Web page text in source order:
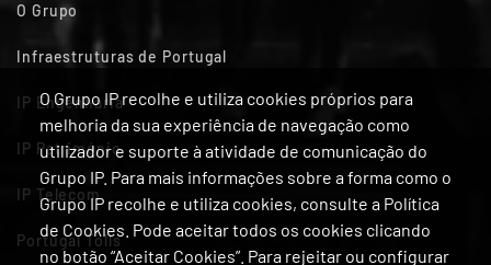
O Grupo IP recolhe e utiliza cookies próprios para
melhoria da sua experiência de navegação como
utilizador e suporte à atividade de comunicação do
Grupo IP. Para mais informações sobre a forma como o
Grupo IP recolhe e utiliza cookies, consulte a Política
de Cookies. Pode aceitar todos os cookies clicando
no botão “Aceitar Cookies”. Para rejeitar ou configurar
O Grupo
Infraestruturas de Portugal
IP Engenharia
IP Património
IP Telecom
Portugal Tolls